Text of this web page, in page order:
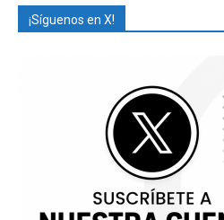
¡Síguenos en X!